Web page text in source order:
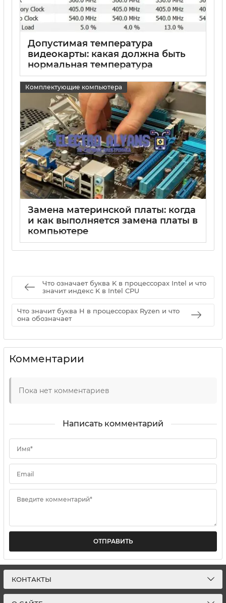
Допустимая температура
видеокарты: какая должна быть
нормальная температура
устройства
15 05 2025 0
Комплектующие компьютера
Замена материнской платы: когда
и как выполняется замена платы в
компьютере
Что означает буква K в процессорах Intel и что
значит индекс K в Intel CPU
Что значит буква H в процессорах Ryzen и что
она обозначает
Комментарии
Пока нет комментариев
Написать комментарий
Имя*
Email
Введите комментарий*
ОТПРАВИТЬ
КОНТАКТЫ